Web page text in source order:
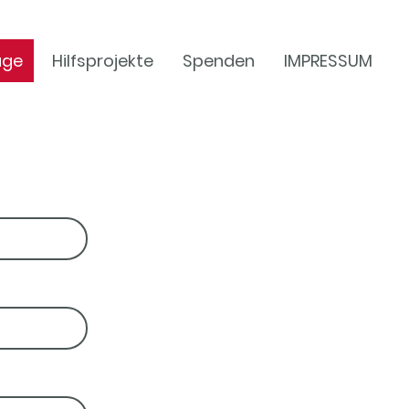
Hilfsprojekte Spenden IMPRESSUM